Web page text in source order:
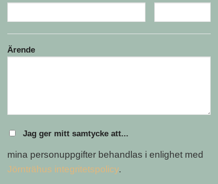
Ärende
Jag ger mitt samtycke att...
mina personuppgifter behandlas i enlighet med
Jörnträhus integritetspolicy.